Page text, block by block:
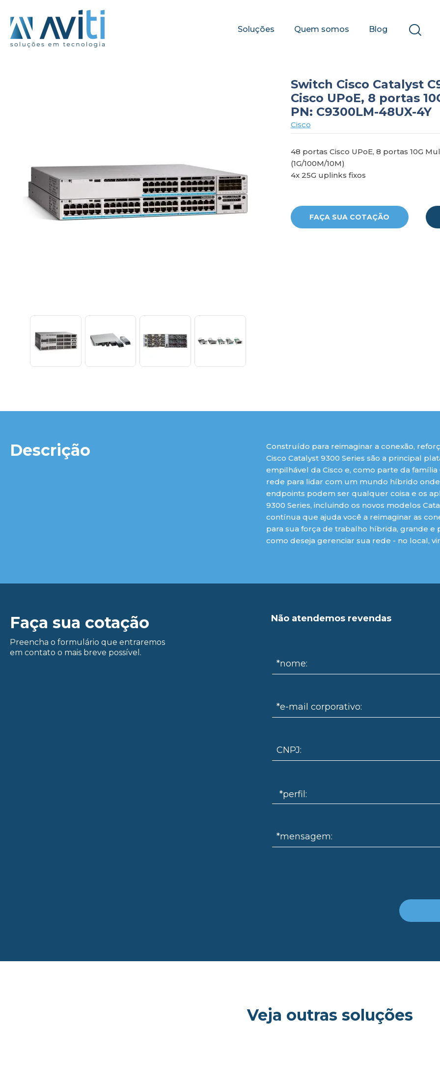
Soluções Quem somos Blog
Switch Cisco Catalyst
Cisco UPoE, 8 portas
PN: C9300LM-48UX-4Y
Cisco
48 portas Cisco UPoE, 8 portas 10G
(1G/100M/10M)
4x 25G uplinks fixos
FAÇA SUA COTAÇÃO
Descrição
Construído para reimaginar a conexão,
Cisco Catalyst 9300 Series são a principal
empilhável da Cisco e, como parte da
rede para lidar com um mundo híbrido
endpoints podem ser qualquer coisa e os
9300 Series, incluindo os novos modelos
contínua que ajuda você a reimaginar as
para sua força de trabalho híbrida, grande e
como deseja gerenciar sua rede - no local,
Faça sua cotação
Preencha o formulário que entraremos
em contato o mais breve possível.
Não atendemos revendas
*nome:
*e-mail corporativo:
CNPJ:
*mensagem:
Veja outras soluções